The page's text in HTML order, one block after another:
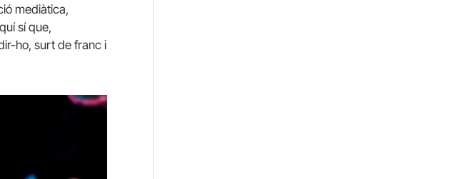
mediàtica,
sí que,
ho, surt de franc i